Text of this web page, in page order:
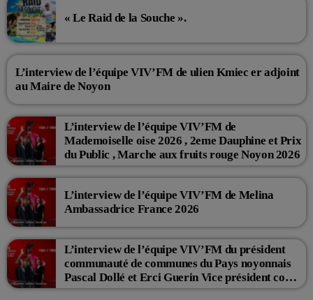
« Le Raid de la Souche ».
L’interview de l’équipe VIV’FM de ulien Kmiec er adjoint
au Maire de Noyon
L’interview de l’équipe VIV’FM de
Mademoiselle oise 2026 , 2eme Dauphine et Prix
du Public , Marche aux fruits rouge Noyon 2026
L’interview de l’équipe VIV’FM de Melina
Ambassadrice France 2026
L’interview de l’équipe VIV’FM du président
communauté de communes du Pays noyonnais
Pascal Dollé et Erci Guerin Vice président com
de com